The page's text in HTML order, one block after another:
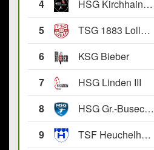
4 HSG Kirchhain/Neustadt II
5
TSG 1883 Lollar II
6
KSG Bieber
7
HSG Linden III
8
HSG Gr.-Buseck/Beuern II
9
TSF Heuchelheim II